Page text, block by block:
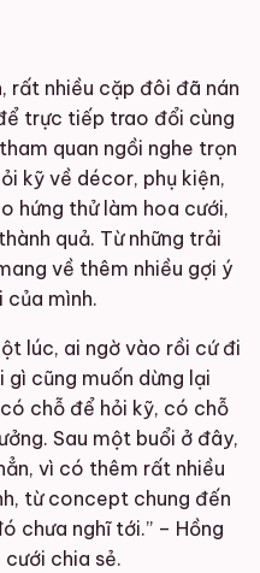
rất nhiều cặp đôi đã nán
trực tiếp trao đổi cùng
quan ngồi nghe trọn
kỹ về décor, phụ kiện,
hứng thử làm hoa cưới,
quả. Từ những trải
về thêm nhiều gợi ý
mình.
lúc, ai ngờ vào rồi cứ đi
gì cũng muốn dừng lại
chỗ để hỏi kỹ, có chỗ
Sau một buổi ở đây,
vì có thêm rất nhiều
từ concept chung đến
chưa nghĩ tới.” – Hồng
chia sẻ.